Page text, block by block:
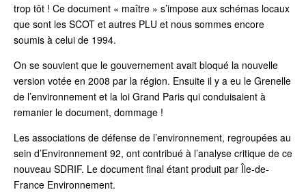
trop tôt ! Ce document « maître » s’impose aux schémas locaux
que sont les SCOT et autres PLU et nous sommes encore
soumis à celui de 1994.
On se souvient que le gouvernement avait bloqué la nouvelle
version votée en 2008 par la région. Ensuite il y a eu le Grenelle
de l’environnement et la loi Grand Paris qui conduisaient à
remanier le document, dommage !
Les associations de défense de l’environnement, regroupées au
sein d’Environnement 92, ont contribué à l’analyse critique de ce
nouveau SDRIF. Le document final étant produit par Île-de-
France Environnement.